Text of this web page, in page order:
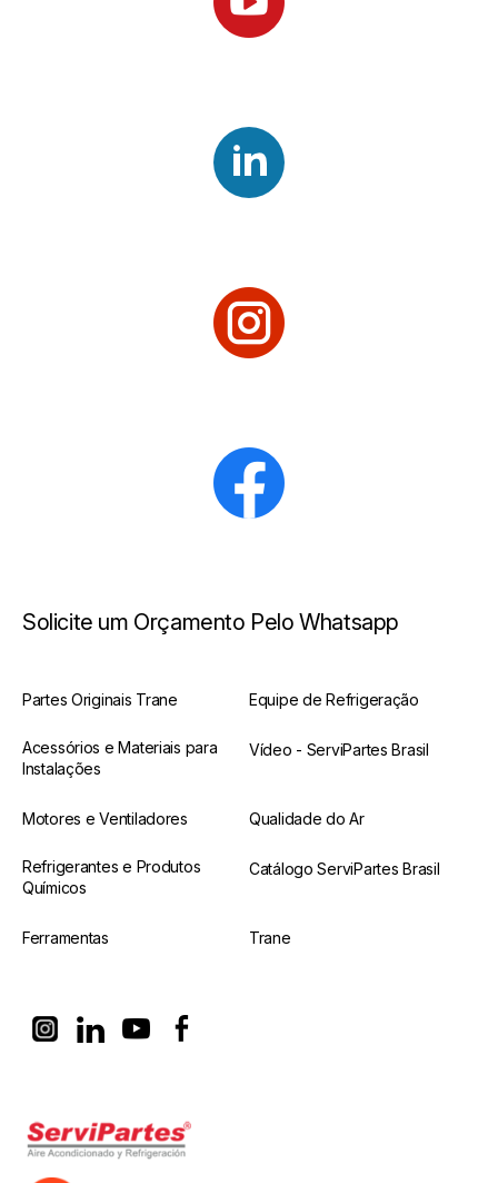
Solicite um Orçamento Pelo Whatsapp
Partes Originais Trane Equipe de Refrigeração
Acessórios e Materiais para
Instalações
Vídeo - ServiPartes Brasil
Motores e Ventiladores Qualidade do Ar
Refrigerantes e Produtos
Químicos
Catálogo ServiPartes Brasil
Ferramentas Trane